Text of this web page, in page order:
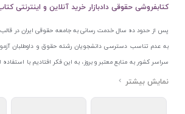
کتابفروشی حقوقی دادبازار خرید آنلاین و اینترنتی
پس از حدود ده سال خدمت رسانی به جامعه حقوقی ایران در قالب
به عدم تناسب دسترسی دانشجویان رشته حقوق و داوطلبان
سراسر کشور به منابع معتبر و بروز، به این فکر افتادیم با
ای اختبار خدمتی جدید به جامعه حقوقی ایران ارائه کنیم. به این